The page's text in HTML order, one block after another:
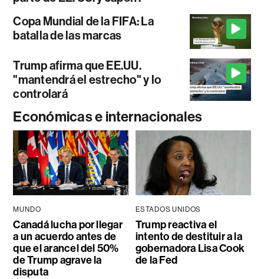
Copa Mundial de la FIFA: La
batalla de las marcas
Trump afirma que EE.UU.
"mantendrá el estrecho" y lo
controlará
Económicas e internacionales
MUNDO
Canadá lucha por llegar
a un acuerdo antes de
que el arancel del 50%
de Trump agrave la
disputa
ESTADOS UNIDOS
Trump reactiva el
intento de destituir a la
gobernadora Lisa Cook
de la Fed